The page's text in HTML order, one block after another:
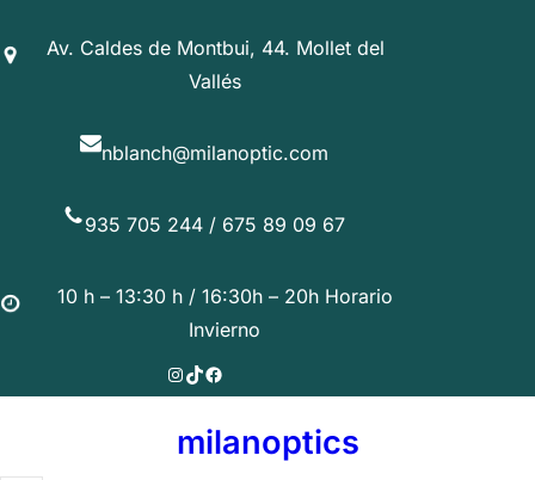
al
Av. Caldes de Montbui, 44. Mollet del
Vallés
nblanch@milanoptic.com
935 705 244 / 675 89 09 67
10 h – 13:30 h / 16:30h – 20h Horario
Invierno
Instagram
TikTok
Facebook
milanoptics